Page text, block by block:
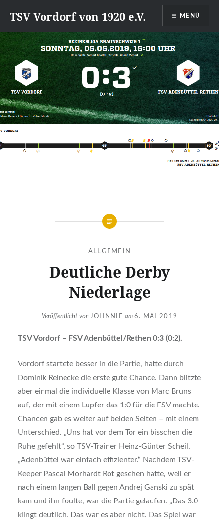
zumTSV Vordorf von 1920 e.V. MENÜ
ALLGEMEIN
Deutliche Derby
Niederlage
Veröffentlicht von JOHNNIE am 6. MAI 2019
TSV Vordorf – FSV Adenbüttel/Rethen 0:3 (0:2).
Vordorf startete besser in die Partie, hatte durch
Dominik Reinecke die erste gute Chance. Dann blitzte
aber einmal die individuelle Klasse von Marc Bruns
auf, der mit einem Lupfer das 1:0 für die FSV machte.
Chancen gab es weiter auf beiden Seiten – mit einem
Unterschied. „Uns hat vor dem Tor ein bisschen die
Ruhe gefehlt“, so TSV-Trainer Heinz-Günter Scheil.
„Adenbüttel war einfach effizienter.“ Nachdem TSV-
Keeper Pascal Morhardt Rot gesehen hatte, weil er
nach einem langen Ball gegen Andrej Ganski zu spät
kam und ihn foulte, war die Partie gelaufen. „Das 3:0
klingt deutlich. Das war es aber nicht. Das Spiel war